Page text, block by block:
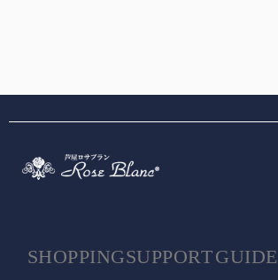
SHOPPINGSUPPORTGUIDE